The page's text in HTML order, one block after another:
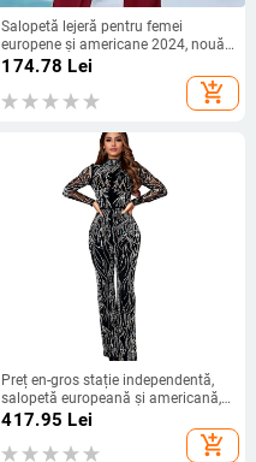
Salopetă lejeră pentru femei
europene și americane 2024, nouă
în stoc, transfrontalieră, primăvară
și vară, fără mâneci, casual, cu
pantaloni largi
174.78 Lei
add_shopping_cart
Preț en-gros stație independentă,
salopetă europeană și americană,
nouă modă sexy, cu guler înalt, fără
417.95 Lei
add_shopping_cart